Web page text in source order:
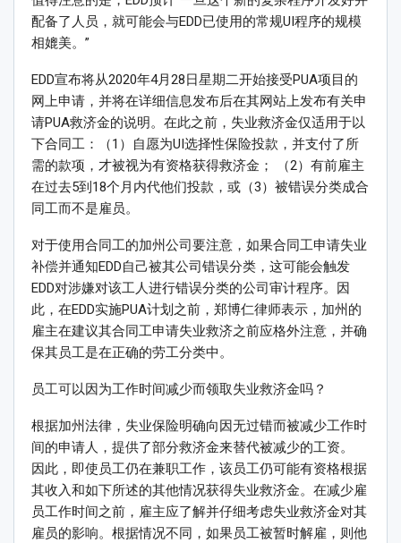
配备了人员，就可能会与EDD已使用的常规UI程序的规模
相媲美。”
EDD宣布将从2020年4月28日星期二开始接受PUA项目的
网上申请，并将在详细信息发布后在其网站上发布有关申
请PUA救济金的说明。在此之前，失业救济金仅适用于以
下合同工：（1）自愿为UI选择性保险投款，并支付了所
需的款项，才被视为有资格获得救济金； （2）有前雇主
在过去5到18个月内代他们投款，或（3）被错误分类成合
同工而不是雇员。
对于使用合同工的加州公司要注意，如果合同工申请失业
补偿并通知EDD自己被其公司错误分类，这可能会触发
EDD对涉嫌对该工人进行错误分类的公司审计程序。因
此，在EDD实施PUA计划之前，郑博仁律师表示，加州的
雇主在建议其合同工申请失业救济之前应格外注意，并确
保其员工是在正确的劳工分类中。
员工可以因为工作时间减少而领取失业救济金吗？
根据加州法律，失业保险明确向因无过错而被减少工作时
间的申请人，提供了部分救济金来替代被减少的工资。
因此，即使员工仍在兼职工作，该员工仍可能有资格根据
其收入和如下所述的其他情况获得失业救济金。在减少雇
员工作时间之前，雇主应了解并仔细考虑失业救济金对其
雇员的影响。根据情况不同，如果员工被暂时解雇，则他